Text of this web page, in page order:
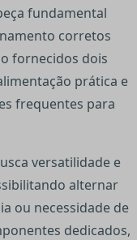
fundamental
corretos
fornecidos dois
prática e
frequentes para
versatilidade e
alternar
ou necessidade de
dedicados,